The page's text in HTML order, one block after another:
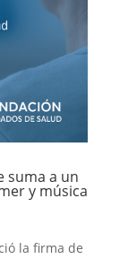
suma a un
y música
la firma de